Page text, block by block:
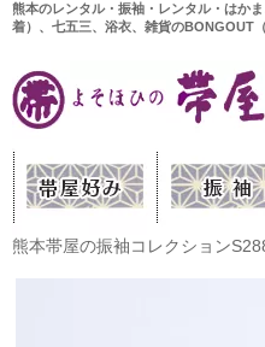
熊本のレンタル・振袖・レンタル・はか
着）、七五三、浴衣、雑貨のBONGOUT（
熊本帯屋の振袖コレクション